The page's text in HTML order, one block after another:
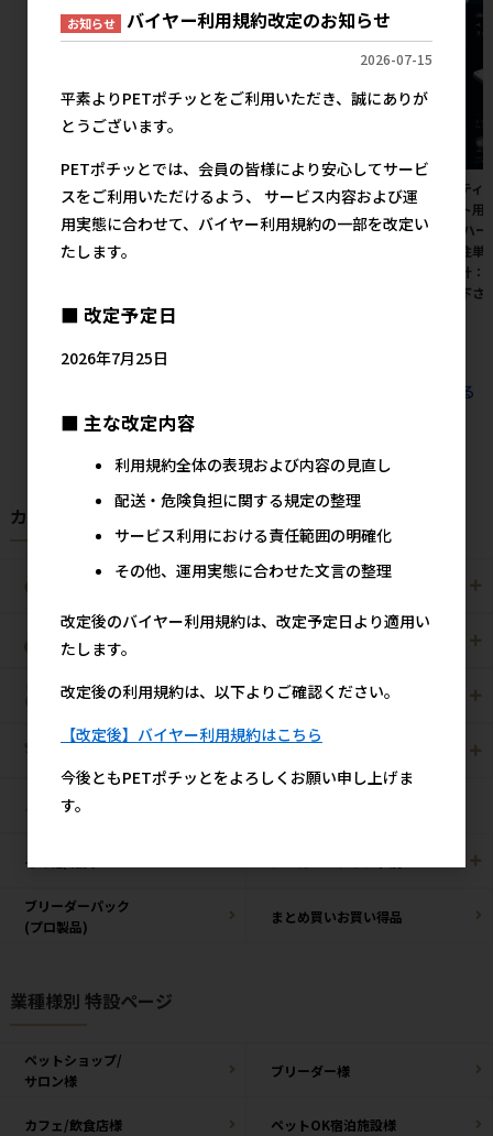
［三晃商会］リスハムフードベ
1,350円
［ペットプロジャパン］ペット
プロ BIGガム スティック型 4本
【8月特価】
［ペテ
ペット
ター ハ
※発注単
価合計
注意下さ
すべてのおすすめ商品を見る
カテゴリから探す
犬猫用
小動物用 鳥用
昆虫
その他/雑貨
ブリーダーパック
(プロ製品)
まとめ買いお買い得品
業種様別 特設ページ
ペットショップ/
サロン様
ブリーダー様
カフェ/飲食店様 ペットOK宿泊施設様
お知らせ バイヤー利用規約改定のお知らせ
2026-07-15
平素よりPETポチッとをご利用いただき、誠にありが
とうございます。
PETポチッとでは、会員の皆様により安心してサービ
スをご利用いただけるよう、 サービス内容および運
用実態に合わせて、バイヤー利用規約の一部を改定い
たします。
■ 改定予定日
2026年7月25日
■ 主な改定内容
利用規約全体の表現および内容の見直し
配送・危険負担に関する規定の整理
サービス利用における責任範囲の明確化
その他、運用実態に合わせた文言の整理
改定後のバイヤー利用規約は、改定予定日より適用い
たします。
改定後の利用規約は、以下よりご確認ください。
【改定後】バイヤー利用規約はこちら
今後ともPETポチッとをよろしくお願い申し上げま
す。